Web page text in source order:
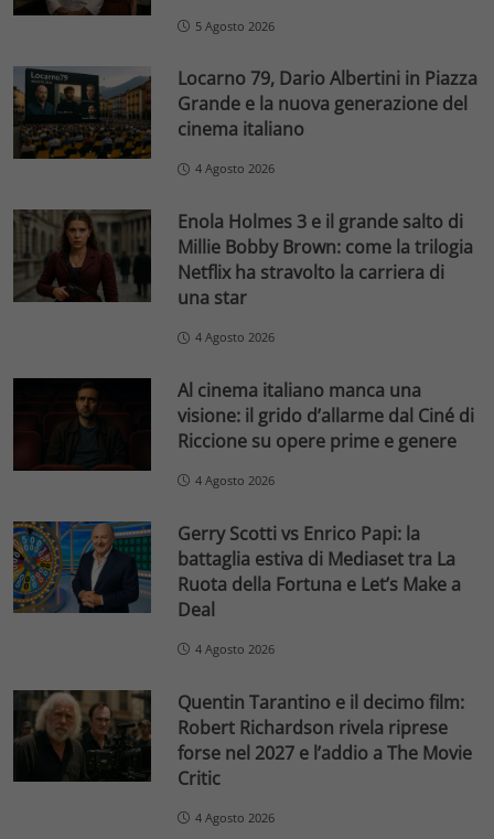
5 Agosto 2026
Locarno 79, Dario Albertini in Piazza
Grande e la nuova generazione del
cinema italiano
4 Agosto 2026
Enola Holmes 3 e il grande salto di
Millie Bobby Brown: come la trilogia
Netflix ha stravolto la carriera di
una star
4 Agosto 2026
Al cinema italiano manca una
visione: il grido d’allarme dal Ciné di
Riccione su opere prime e genere
4 Agosto 2026
Gerry Scotti vs Enrico Papi: la
battaglia estiva di Mediaset tra La
Ruota della Fortuna e Let’s Make a
Deal
4 Agosto 2026
Quentin Tarantino e il decimo film:
Robert Richardson rivela riprese
forse nel 2027 e l’addio a The Movie
Critic
4 Agosto 2026